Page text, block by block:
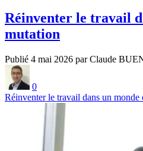
Réinventer le travail
mutation
Publié 4 mai 2026 par Claude
0
Réinventer le travail dans un monde